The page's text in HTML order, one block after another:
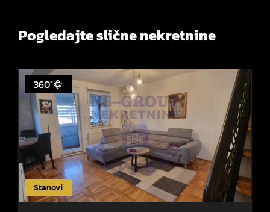
Pogledajte slične nekretnine
Stanovi
360°